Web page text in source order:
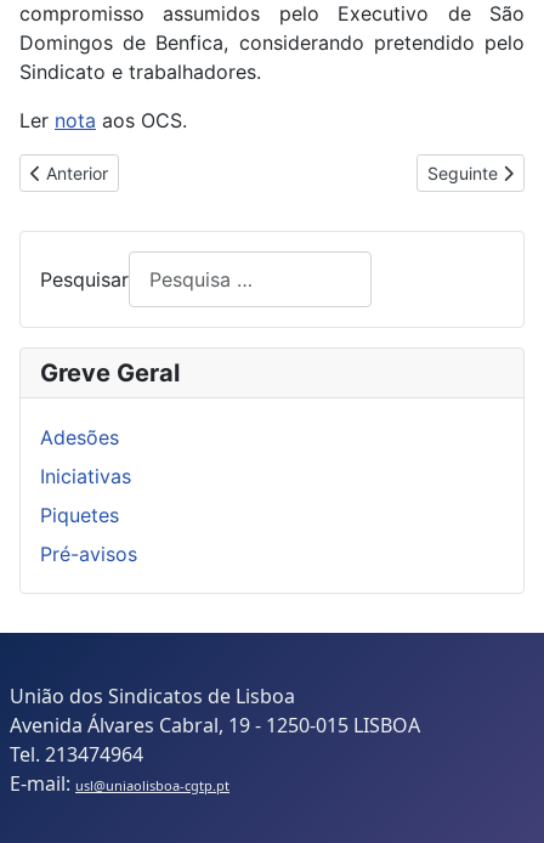
compromisso assumidos pelo Executivo de São
Domingos de Benfica, considerando pretendido pelo
Sindicato e trabalhadores.
Ler nota aos OCS.
Artigo anterior: SALÁRIOS MAIS BAIXOS VALORIZADOS NA REN
Anterior Artigo
Seguinte
Pesquisar
Greve Geral
Adesões
Iniciativas
Piquetes
Pré-avisos
União dos Sindicatos de Lisboa
Avenida Álvares Cabral, 19 - 1250-015 LISBOA
Tel. 213474964
E-mail: usl@uniaolisboa-cgtp.pt